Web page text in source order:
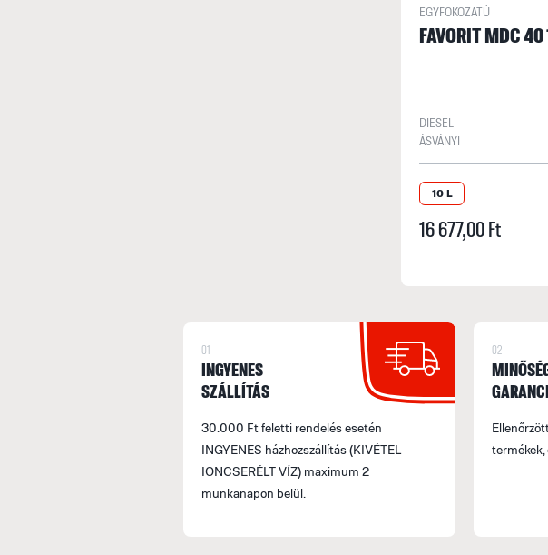
EGYFOKOZATÚ
FAVORIT MDC
DIESEL
ÁSVÁNYI
10 L
16 677,00 Ft
01
INGYENES
SZÁLLÍTÁS
30.000 Ft feletti rendelés esetén
INGYENES házhozszállítás (KIVÉTEL
IONCSERÉLT VÍZ) maximum 2
munkanapon belül.
02
termékek,